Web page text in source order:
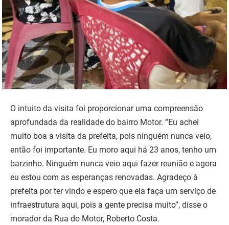
O intuito da visita foi proporcionar uma compreensão
aprofundada da realidade do bairro Motor. “Eu achei
muito boa a visita da prefeita, pois ninguém nunca veio,
então foi importante. Eu moro aqui há 23 anos, tenho um
barzinho. Ninguém nunca veio aqui fazer reunião e agora
eu estou com as esperanças renovadas. Agradeço à
prefeita por ter vindo e espero que ela faça um serviço de
infraestrutura aqui, pois a gente precisa muito”, disse o
morador da Rua do Motor, Roberto Costa.